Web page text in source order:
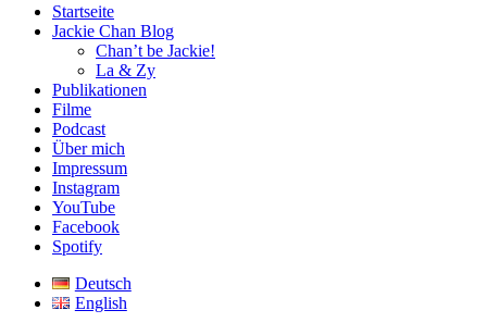
Startseite
Jackie Chan Blog
Chan’t be Jackie!
La & Zy
Publikationen
Filme
Podcast
Über mich
Impressum
Instagram
YouTube
Facebook
Spotify
Deutsch
English